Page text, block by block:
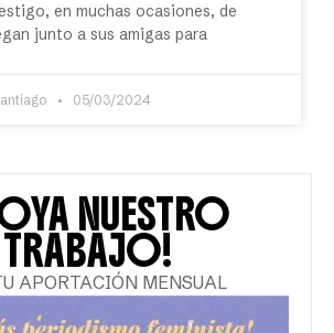
en muchas ocasiones, de
junto a sus amigas para
05/03/2024
NUESTRO
TRABAJO!
APORTACIÓN MENSUAL